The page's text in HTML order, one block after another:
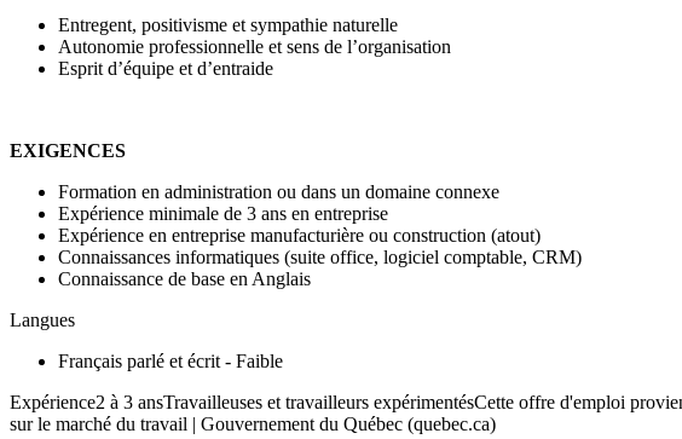
Entregent, positivisme et sympathie naturelle
Autonomie professionnelle et sens de l’organisation
Esprit d’équipe et d’entraide
EXIGENCES
Formation en administration ou dans un domaine connexe
Expérience minimale de 3 ans en entreprise
Expérience en entreprise manufacturière ou construction (atout)
Connaissances informatiques (suite office, logiciel comptable, CRM)
Connaissance de base en Anglais
Langues
Français parlé et écrit - Faible
Expérience2 à 3 ansTravailleuses et travailleurs expérimentésCette offre d'emploi
sur le marché du travail | Gouvernement du Québec (quebec.ca)